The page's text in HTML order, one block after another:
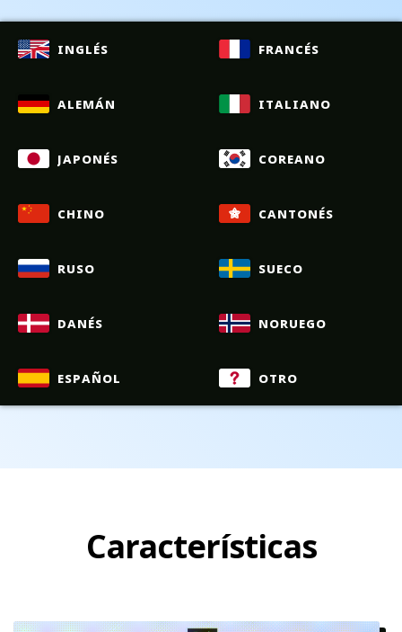
inglés francés
alemán italiano
japonés coreano
chino cantonés
ruso sueco
danés noruego
español otro
Características